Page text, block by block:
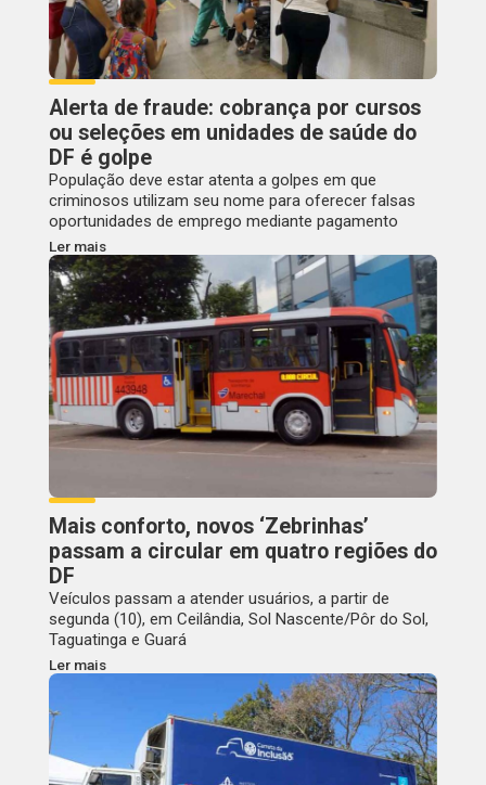
Alerta de fraude: cobrança por cursos
ou seleções em unidades de saúde do
DF é golpe
População deve estar atenta a golpes em que
criminosos utilizam seu nome para oferecer falsas
oportunidades de emprego mediante pagamento
Ler mais
Mais conforto, novos ‘Zebrinhas’
passam a circular em quatro regiões do
DF
Veículos passam a atender usuários, a partir de
segunda (10), em Ceilândia, Sol Nascente/Pôr do Sol,
Taguatinga e Guará
Ler mais